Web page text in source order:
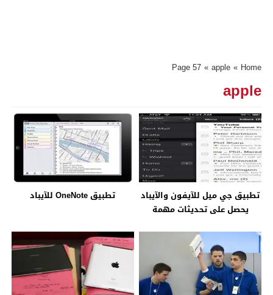
Home
»
apple
»
Page 57
apple
تطبيق جي ميل للآيفون والآيباد
يحصل على تحديثات مهمة
تطبيق OneNote للآيباد